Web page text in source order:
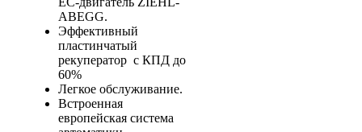
ABEGG.
Эффективный
пластинчатый
рекуператор с КПД до
60%
Легкое обслуживание.
Встроенная
европейская система